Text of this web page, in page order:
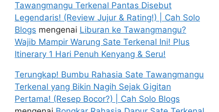
Tawangmangu Terkenal Pantas Disebut
Legendaris! (Review Jujur & Rating!) | Cah Solo
Blogs mengenai Liburan ke Tawangmangu?
Wajib Mampir Warung Sate Terkenal Ini! Plus
Itinerary 1 Hari Penuh Kenyang & Seru!
Terungkap! Bumbu Rahasia Sate Tawangmangu
Terkenal yang Bikin Nagih Sejak Gigitan
Pertama! (Resep Bocor?) | Cah Solo Blogs